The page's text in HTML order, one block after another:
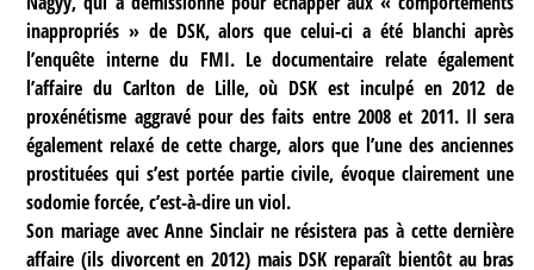
inappropriés » de DSK, alors que celui-ci a été blanchi après
l’enquête interne du FMI. Le documentaire relate également
l’affaire du Carlton de Lille, où DSK est inculpé en 2012 de
proxénétisme aggravé pour des faits entre 2008 et 2011. Il sera
également relaxé de cette charge, alors que l’une des anciennes
prostituées qui s’est portée partie civile, évoque clairement une
sodomie forcée, c’est-à-dire un viol.
Son mariage avec Anne Sinclair ne résistera pas à cette dernière
affaire (ils divorcent en 2012) mais DSK reparaît bientôt au bras